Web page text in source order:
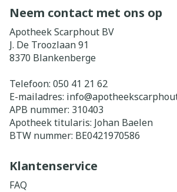
Neem contact met ons op
Apotheek Scarphout BV
J. De Troozlaan 91
8370 Blankenberge
Telefoon: 050 41 21 62
E-mailadres: info@
APB nummer: 310403
Apotheek titularis: Johan Baelen
BTW nummer: BE0421970586
Klantenservice
FAQ